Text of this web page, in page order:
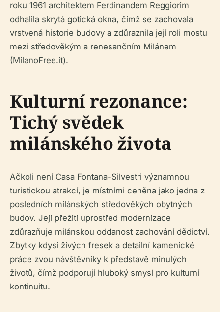
roku 1961 architektem Ferdinandem Reggiorim
odhalila skrytá gotická okna, čímž se zachovala
vrstvená historie budovy a zdůraznila její roli mostu
mezi středověkým a renesančním Milánem
(MilanoFree.it).
Kulturní rezonance:
Tichý svědek
milánského života
Ačkoli není Casa Fontana-Silvestri významnou
turistickou atrakcí, je místními ceněna jako jedna z
posledních milánských středověkých obytných
budov. Její přežití uprostřed modernizace
zdůrazňuje milánskou oddanost zachování dědictví.
Zbytky kdysi živých fresek a detailní kamenické
práce zvou návštěvníky k představě minulých
životů, čímž podporují hluboký smysl pro kulturní
kontinuitu.